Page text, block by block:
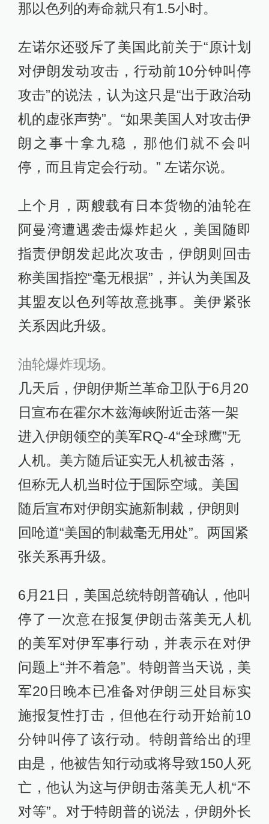
那以色列的寿命就只有1.5小时。
左诺尔还驳斥了美国此前关于“原计划
对伊朗发动攻击，行动前10分钟叫停
攻击”的说法，认为这只是“出于政治动
机的虚张声势”。“如果美国人对攻击伊
朗之事十拿九稳，那他们就不会叫
停，而且肯定会行动。” 左诺尔说。
上个月，两艘载有日本货物的油轮在
阿曼湾遭遇袭击爆炸起火，美国随即
指责伊朗发起此次攻击，伊朗则回击
称美国指控“毫无根据”，并认为美国及
其盟友以色列等故意挑事。美伊紧张
关系因此升级。
油轮爆炸现场。
几天后，伊朗伊斯兰革命卫队于6月20
日宣布在霍尔木兹海峡附近击落一架
进入伊朗领空的美军RQ-4“全球鹰”无
人机。美方随后证实无人机被击落，
但称无人机当时位于国际空域。美国
随后宣布对伊朗实施新制裁，伊朗则
回呛道“美国的制裁毫无用处”。两国紧
张关系再升级。
6月21日，美国总统特朗普确认，他叫
停了一次意在报复伊朗击落美无人机
的美军对伊军事行动，并表示在对伊
问题上“并不着急”。特朗普当天说，美
军20日晚本已准备对伊朗三处目标实
施报复性打击，但他在行动开始前10
分钟叫停了该行动。特朗普给出的理
由是，他被告知行动或将导致150人死
亡，他认为这与伊朗击落美无人机“不
对等”。对于特朗普的说法，伊朗外长